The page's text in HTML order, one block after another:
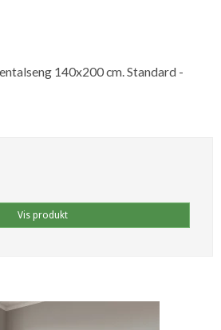
140x200 cm. Standard -
Vis produkt